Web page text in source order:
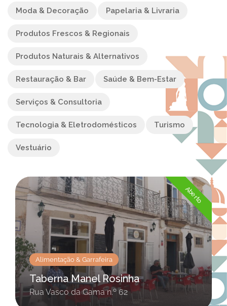
Moda & Decoração Papelaria & Livraria
Produtos Frescos & Regionais
Produtos Naturais & Alternativos
Restauração & Bar Saúde & Bem-Estar
Serviços & Consultoria
Tecnologia & Eletrodomésticos Turismo
Vestuário
Aberto
Alimentação & Garrafeira
Taberna Manel Rosinha
Rua Vasco da Gama n.º 62